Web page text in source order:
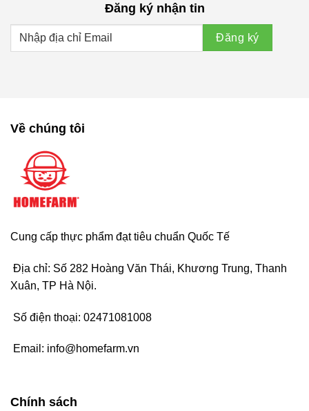
Đăng ký nhận tin
Về chúng tôi
Cung cấp thực phẩm đạt tiêu chuẩn Quốc Tế
Địa chỉ: Số 282 Hoàng Văn Thái, Khương Trung, Thanh
Xuân, TP Hà Nội.
Số điện thoại: 02471081008
Email: info@homefarm.vn
Chính sách